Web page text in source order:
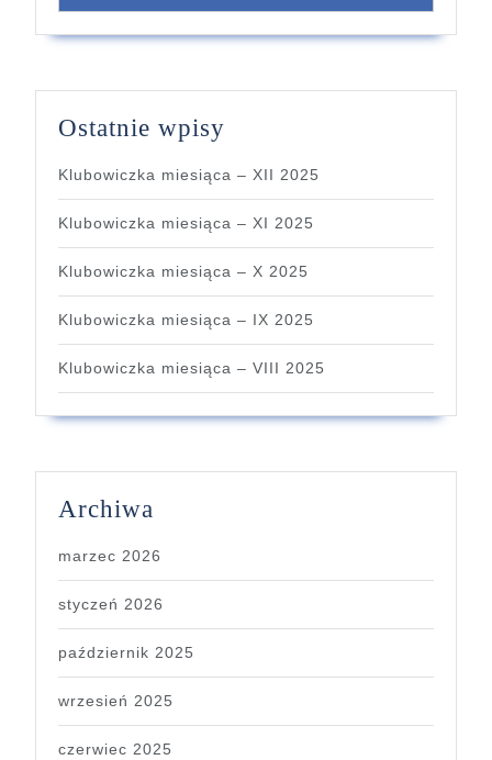
Ostatnie wpisy
Klubowiczka miesiąca – XII 2025
Klubowiczka miesiąca – XI 2025
Klubowiczka miesiąca – X 2025
Klubowiczka miesiąca – IX 2025
Klubowiczka miesiąca – VIII 2025
Archiwa
marzec 2026
styczeń 2026
październik 2025
wrzesień 2025
czerwiec 2025